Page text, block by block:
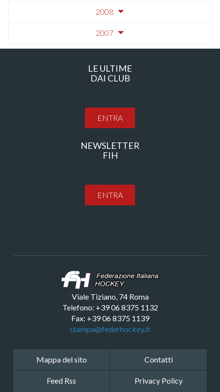
2008
2007
LE ULTIME
DAI CLUB
ENTRA
NEWSLETTER
FIH
ENTRA
Viale Tiziano, 74 Roma
Telefono: +39 06 8375 1132
Fax: +39 06 8375 1139
stampa@federhockey.it
Mappa del sito Contatti
Feed Rss Privacy Policy